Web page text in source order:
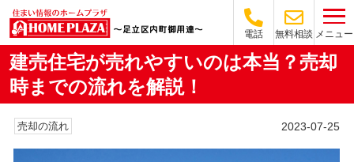
電話 無料相談 メニュー
建売住宅が売れやすいのは本当？売却
時までの流れを解説！
売却の流れ 2023-07-25